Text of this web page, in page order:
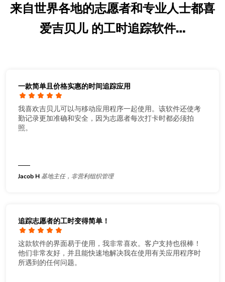
来自世界各地的志愿者和专业人士都喜
爱吉贝儿 的工时追踪软件…
一款简单且价格实惠的时间追踪应用
我喜欢吉贝儿可以与移动应用程序一起使用。该软件还使考
勤记录更加准确和安全，因为志愿者每次打卡时都必须拍
照。
Jacob H 基地主任，非营利组织管理
追踪志愿者的工时变得简单！
这款软件的界面易于使用，我非常喜欢。客户支持也很棒！
他们非常友好，并且能快速地解决我在使用有关应用程序时
所遇到的任何问题。